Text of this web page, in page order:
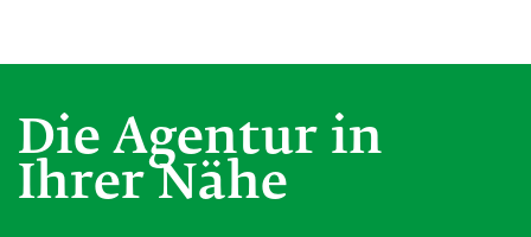
Die Agentur in
Ihrer Nähe